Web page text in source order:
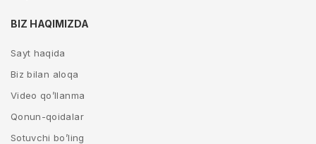
BIZ HAQIMIZDA
Sayt haqida
Biz bilan aloqa
Video qo’llanma
Qonun-qoidalar
Sotuvchi bo’ling